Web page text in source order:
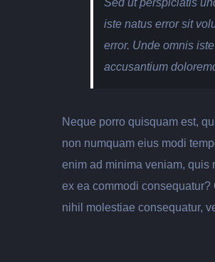
Sed ut perspiciatis
iste natus error sit
error. Unde omnis
accusantium
Neque porro quisquam est,
non numquam eius modi
enim ad minima veniam, quis
ex ea commodi
nihil molestiae consequatur,